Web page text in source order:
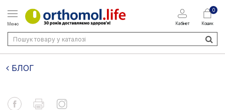
Меню Кабінет
0
Кошик
БЛОГ